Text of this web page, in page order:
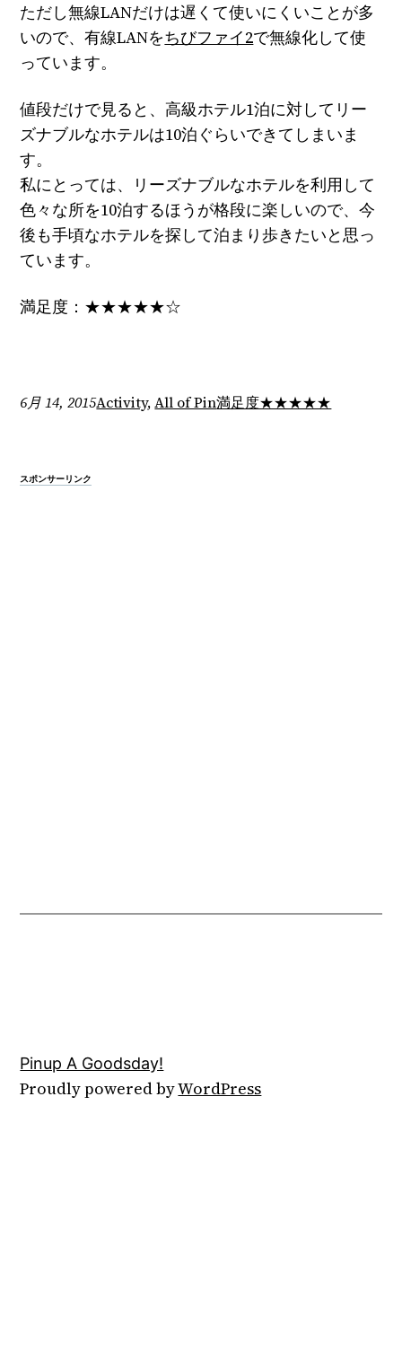
ただし無線LANだけは遅くて使いにくいことが多
いので、有線LANをちびファイ2で無線化して使
っています。
値段だけで見ると、高級ホテル1泊に対してリー
ズナブルなホテルは10泊ぐらいできてしまいま
す。
私にとっては、リーズナブルなホテルを利用して
色々な所を10泊するほうが格段に楽しいので、今
後も手頃なホテルを探して泊まり歩きたいと思っ
ています。
満足度：★★★★★☆
6月 14, 2015Activity, All of Pin満足度★★★★★
スポンサーリンク
Pinup A Goodsday!
Proudly powered byWordPress